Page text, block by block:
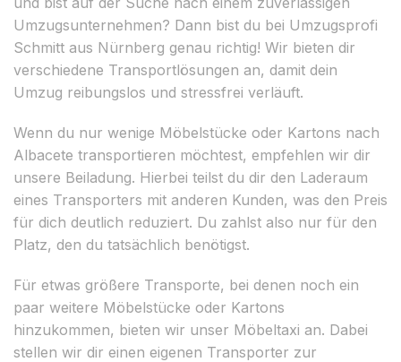
Umzugsunternehmen? Dann bist du bei Umzugsprofi
Schmitt aus Nürnberg genau richtig! Wir bieten dir
verschiedene Transportlösungen an, damit dein
Umzug reibungslos und stressfrei verläuft.
Wenn du nur wenige Möbelstücke oder Kartons nach
Albacete transportieren möchtest, empfehlen wir dir
unsere Beiladung. Hierbei teilst du dir den Laderaum
eines Transporters mit anderen Kunden, was den Preis
für dich deutlich reduziert. Du zahlst also nur für den
Platz, den du tatsächlich benötigst.
Für etwas größere Transporte, bei denen noch ein
paar weitere Möbelstücke oder Kartons
hinzukommen, bieten wir unser Möbeltaxi an. Dabei
stellen wir dir einen eigenen Transporter zur